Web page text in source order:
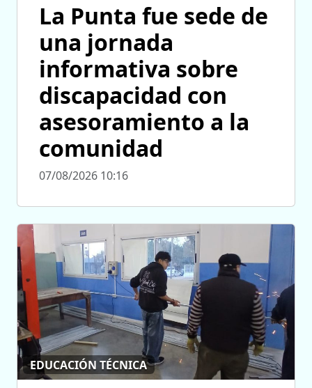
La Punta fue sede de
una jornada
informativa sobre
discapacidad con
asesoramiento a la
comunidad
07/08/2026 10:16
EDUCACIÓN TÉCNICA